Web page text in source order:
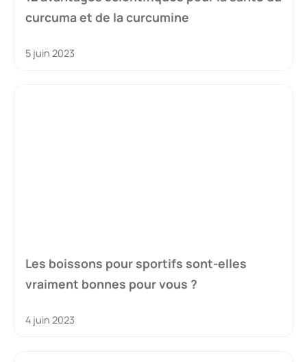
curcuma et de la curcumine
5 juin 2023
Les boissons pour sportifs sont-elles
vraiment bonnes pour vous ?
4 juin 2023